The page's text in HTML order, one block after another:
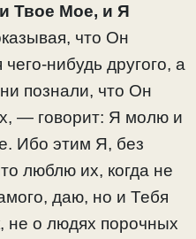
Твое Мое, и Я
что Он
нибудь другого, а
познали, что Он
— говорит: Я молю и
Ибо этим Я, без
люблю их, когда не
даю, но и Тебя
не о людях порочных